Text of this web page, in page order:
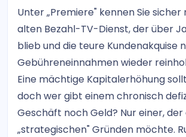
Unter „Premiere" kennen Sie sicher
alten Bezahl-TV-Dienst, der über
blieb und die teure Kundenakquise
Gebühreneinnahmen wieder
Eine mächtige Kapitalerhöhung
doch wer gibt einem chronisch
Geschäft noch Geld? Nur einer, der
„strategischen" Gründen möchte.